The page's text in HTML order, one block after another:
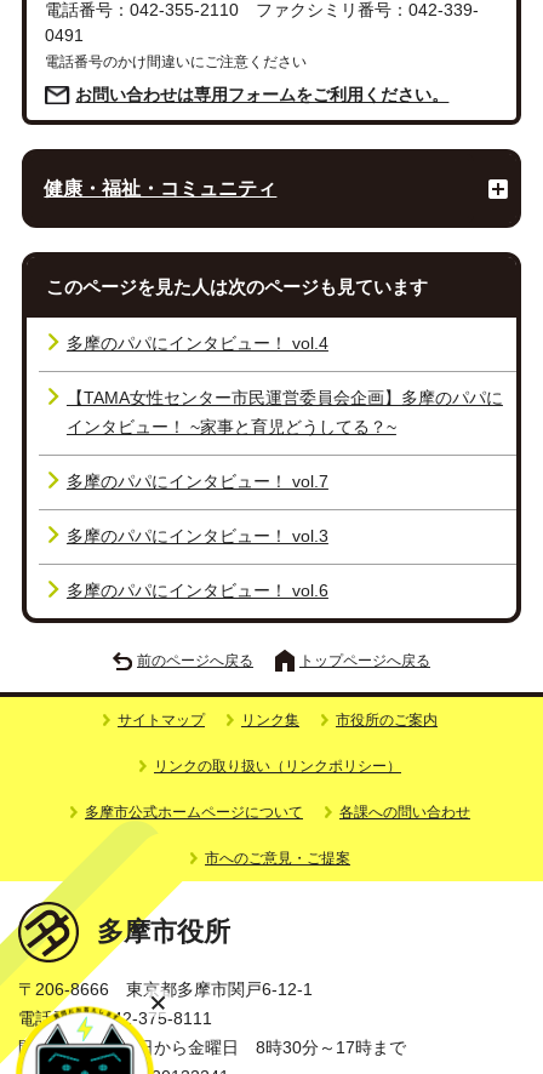
電話番号：042-355-2110 ファクシミリ番号：042-339-
0491
電話番号のかけ間違いにご注意ください
お問い合わせは専用フォームをご利用ください。
健康・福祉・コミュニティ
このページを見た人は次のページも見ています
多摩のパパにインタビュー！ vol.4
【TAMA女性センター市民運営委員会企画】多摩のパパに
インタビュー！ ~家事と育児どうしてる？~
多摩のパパにインタビュー！ vol.7
多摩のパパにインタビュー！ vol.3
多摩のパパにインタビュー！ vol.6
前のページへ戻る トップページへ戻る
サイトマップ リンク集 市役所のご案内
リンクの取り扱い（リンクポリシー）
多摩市公式ホームページについて 各課への問い合わせ
市へのご意見・ご提案
多摩市役所
〒206-8666 東京都多摩市関戸6-12-1
電話番号：042-375-8111
開庁時間：月曜日から金曜日 8時30分～17時まで